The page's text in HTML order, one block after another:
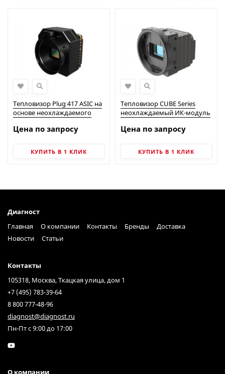
Тепловизор Plug 417 ASIC на
основе неохлаждаемого
Китайские тепловизоры
Цена по запросу
КУПИТЬ В 1 КЛИК
Тепловизор CUBE Series
неохлаждаемый ИК-модуль
Цена по запросу
КУПИТЬ В 1 КЛИК
Диагност
Главная
О компании Контакты Бренды
Доставка
Новости
Статьи
Контакты
105318, Москва, Ткацкая улица, дом 1
+7 (495) 783-39-64
8 800 777-48-96
diagnost@diagnost.ru
Пн-Пт с 9:00 до 17:00
О компании